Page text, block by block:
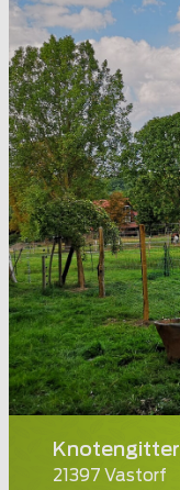
Knotengitter
21397 Vastorf